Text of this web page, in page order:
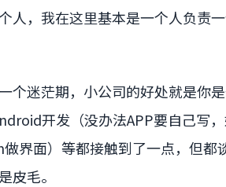
人，我在这里基本是一个人负责
个迷茫期，小公司的好处就是你
开发（没办法APP要自己写
界面）等都接触到了一点，但都
皮毛。